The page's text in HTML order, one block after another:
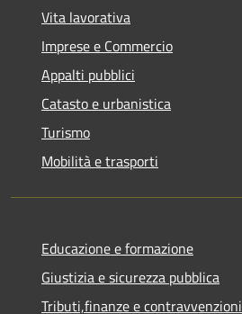
Vita lavorativa
Imprese e Commercio
Appalti pubblici
Catasto e urbanistica
Turismo
Mobilità e trasporti
Educazione e formazione
Giustizia e sicurezza pubblica
Tributi,finanze e contravvenzioni